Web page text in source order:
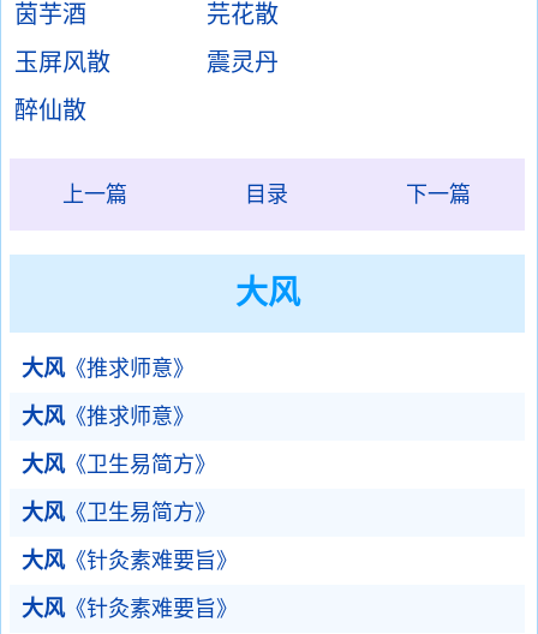
茵芋酒
芫花散
玉屏风散
震灵丹
醉仙散
上一篇 目录 下一篇
大风
大风《推求师意》
大风《推求师意》
大风《卫生易简方》
大风《卫生易简方》
大风《针灸素难要旨》
大风《针灸素难要旨》